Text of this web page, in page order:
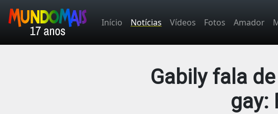
Início Notícias Vídeos Fotos Amador
Gabily fala
gay: